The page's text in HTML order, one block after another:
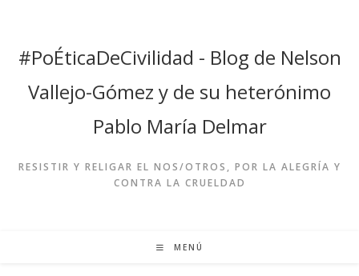
contenido
#PoÉticaDeCivilidad - Blog de Nelson
Vallejo-Gómez y de su heterónimo
Pablo María Delmar
RESISTIR Y RELIGAR EL NOS/OTROS, POR LA ALEGRÍA Y
CONTRA LA CRUELDAD
MENÚ